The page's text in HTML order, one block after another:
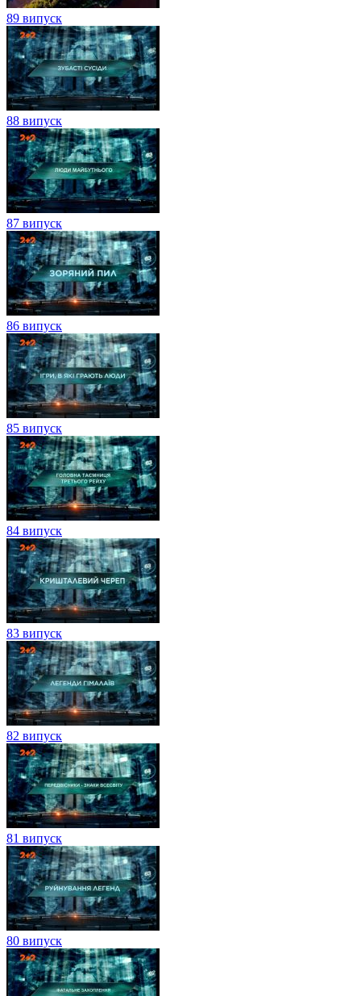
89 випуск
88 випуск
87 випуск
86 випуск
85 випуск
84 випуск
83 випуск
82 випуск
81 випуск
80 випуск